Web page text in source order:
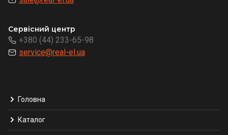
Сервісний центр
+380 (44) 233-65-98
service@real-el.ua
Головна
Каталог